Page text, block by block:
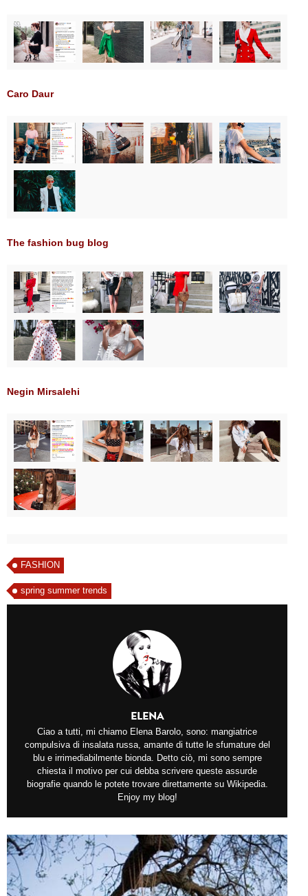
Caro Daur
The fashion bug blog
Negin Mirsalehi
FASHION
spring summer trends
ELENA
Ciao a tutti, mi chiamo Elena Barolo, sono: mangiatrice
compulsiva di insalata russa, amante di tutte le sfumature del
blu e irrimediabilmente bionda. Detto ciò, mi sono sempre
chiesta il motivo per cui debba scrivere queste assurde
biografie quando le potete trovare direttamente su Wikipedia.
Enjoy my blog!